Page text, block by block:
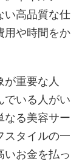
い高品質な仕
用や時間をか
重要な人
でいる人がい
なる美容サー
スタイルの一
いお金を払っ